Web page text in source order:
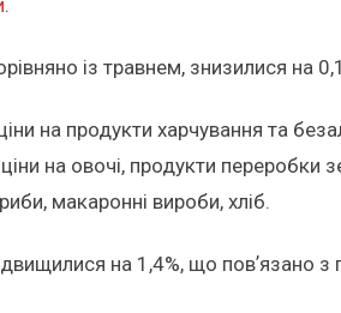
із травнем, знизилися на
на продукти харчування та
на овочі, продукти переробки
макаронні вироби, хліб.
на 1,4%, що повʼязано